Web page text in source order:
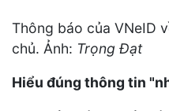
Thông báo của VNeID
chủ. Ảnh: Trọng Đạt
Hiểu đúng thông tin